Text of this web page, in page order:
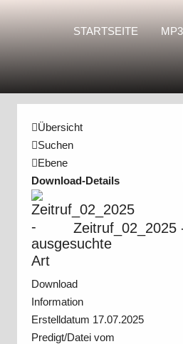
STARTSEITE
Übersicht
Suchen
Ebene
Download-Details
Zeitruf_02_2025
Download
Information
Erstelldatum 17.07.2025
Predigt/Datei vom